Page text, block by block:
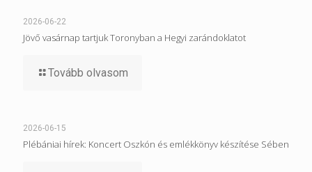
2026-06-22
Jövő vasárnap tartjuk Toronyban a Hegyi zarándoklatot
Tovább olvasom
2026-06-15
Plébániai hírek: Koncert Oszkón és emlékkönyv készítése Sében